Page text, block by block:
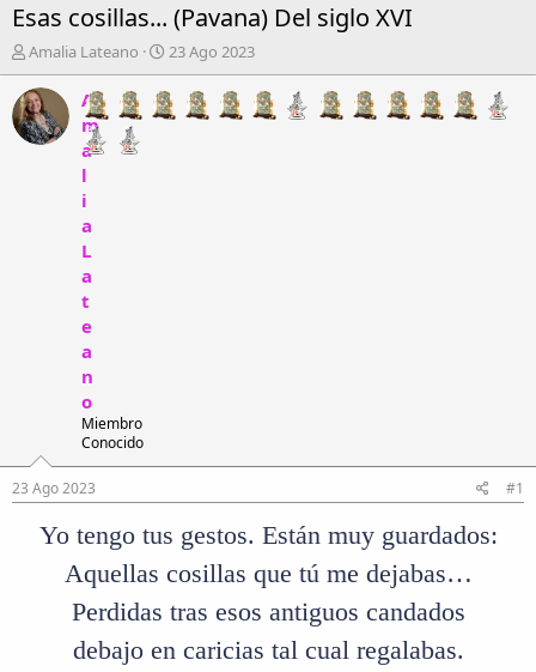
Esas cosillas... (Pavana) Del siglo XVI
A
u
t
o
r
Amalia Lateano
F
e
c
h
23 Ago 2023
A
m
a
l
i
a
L
a
t
e
a
n
o
Miembro
Conocido
23 Ago 2023 #1
Yo tengo tus gestos. Están muy guardados:
Aquellas cosillas que tú me dejabas…
Perdidas tras esos antiguos candados
debajo en caricias tal cual regalabas.